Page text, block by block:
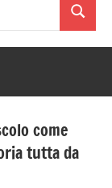
Cerca
come
tutta da